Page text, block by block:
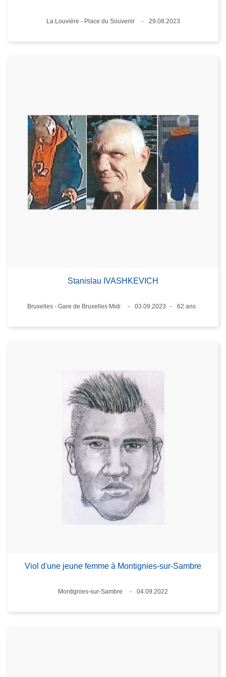
Lieux
La Louvière - Place du Souvenir
29.08.2023
Stanislau IVASHKEVICH
Lieux
Bruxelles - Gare de Bruxelles Midi
03.09.2023
62 ans
Viol d'une jeune femme à Montignies-sur-Sambre
Lieux
Montignies-sur-Sambre
04.09.2022